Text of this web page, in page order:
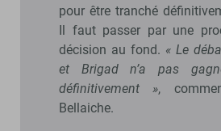
pour être tranché
Il faut passer par une
décision au fond. « Le
et Brigad n’a pas
définitivement »,
Bellaiche.